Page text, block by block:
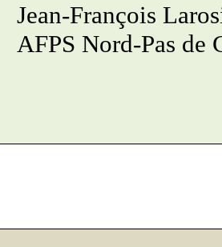
Jean-François
AFPS Nord-Pas de